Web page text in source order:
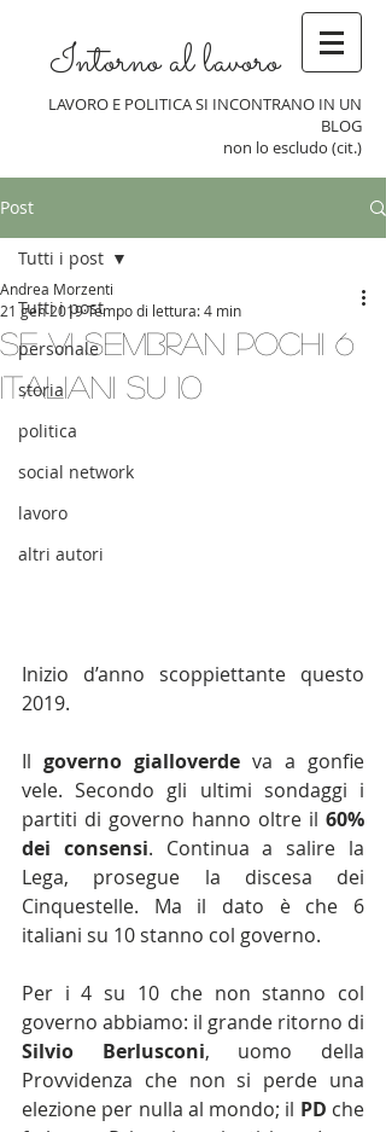
Intorno al lavoro
LAVORO E POLITICA SI INCONTRANO IN UN
BLOG
non lo escludo (cit.)
Post
Tutti i post
personale
storia
politica
social network
lavoro
altri autori
Tutti i post
Se vi sembran pochi 6
italiani su 10
Andrea Morzenti
21 gen 2019Tempo di lettura: 4 min
Inizio d’anno scoppiettante questo
2019.
Il governo gialloverde va a gonfie
vele. Secondo gli ultimi sondaggi i
partiti di governo hanno oltre il 60%
dei consensi. Continua a salire la
Lega, prosegue la discesa dei
Cinquestelle. Ma il dato è che 6
italiani su 10 stanno col governo.
Per i 4 su 10 che non stanno col
Silvio Berlusconi, uomo della
Provvidenza che non si perde una
elezione per nulla al mondo; il PD che